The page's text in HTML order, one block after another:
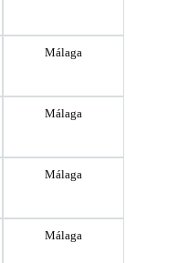
Málaga
Málaga
Málaga
Málaga